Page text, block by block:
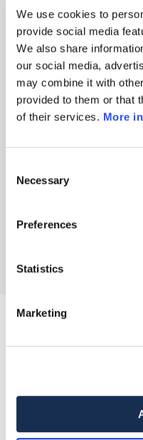
We use cookies to
provide social media
We also share
our social media,
may combine it with
provided to them or that
of their services. More
Selection
Necessary
Preferences
Statistics
Marketing
nuovi mezzi di
con la
Di questo e altro
esponenti
magistratura,
del mercato
Visualizza il